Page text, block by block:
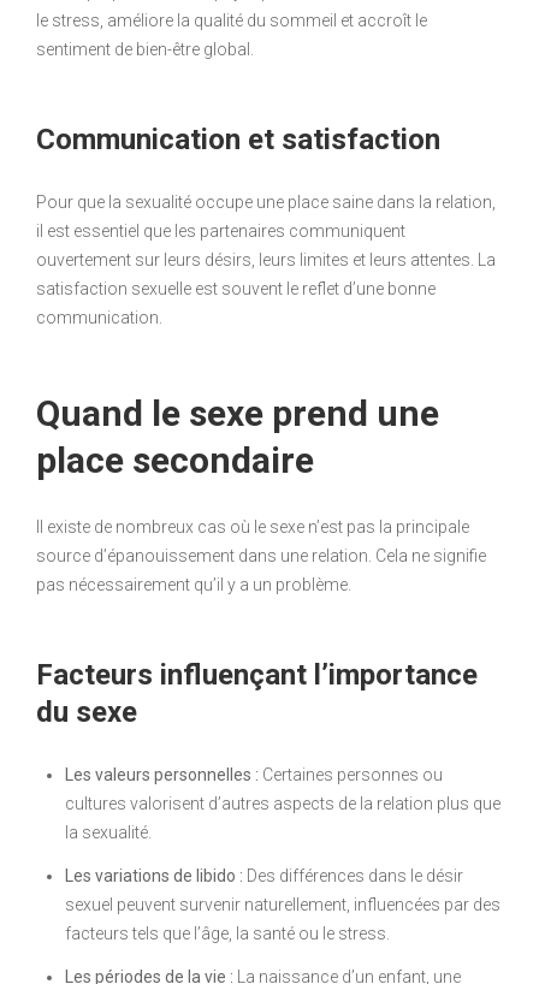
le stress, améliore la qualité du sommeil et accroît le
sentiment de bien-être global.
Communication et satisfaction
Pour que la sexualité occupe une place saine dans la relation,
il est essentiel que les partenaires communiquent
ouvertement sur leurs désirs, leurs limites et leurs attentes. La
satisfaction sexuelle est souvent le reflet d’une bonne
communication.
Quand le sexe prend une
place secondaire
Il existe de nombreux cas où le sexe n’est pas la principale
source d’épanouissement dans une relation. Cela ne signifie
pas nécessairement qu’il y a un problème.
Facteurs influençant l’importance
du sexe
Les valeurs personnelles : Certaines personnes ou
cultures valorisent d’autres aspects de la relation plus que
la sexualité.
Les variations de libido : Des différences dans le désir
sexuel peuvent survenir naturellement, influencées par des
facteurs tels que l’âge, la santé ou le stress.
Les périodes de la vie : La naissance d’un enfant, une